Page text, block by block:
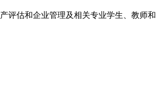
评估和企业管理及相关专业学生、教师和